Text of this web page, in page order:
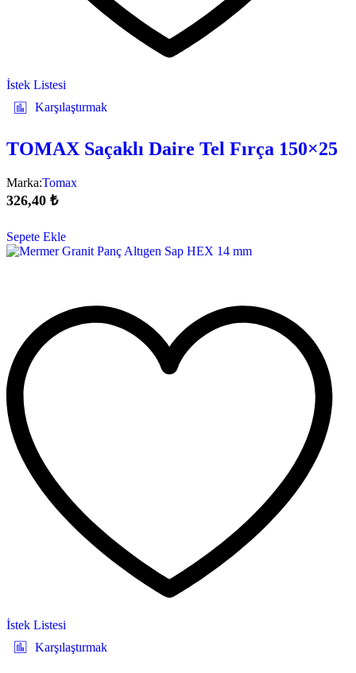
İstek Listesi
Karşılaştırmak
TOMAX Saçaklı Daire Tel Fırça 150×25
Marka:Tomax
326,40 ₺
Sepete Ekle
İstek Listesi
Karşılaştırmak